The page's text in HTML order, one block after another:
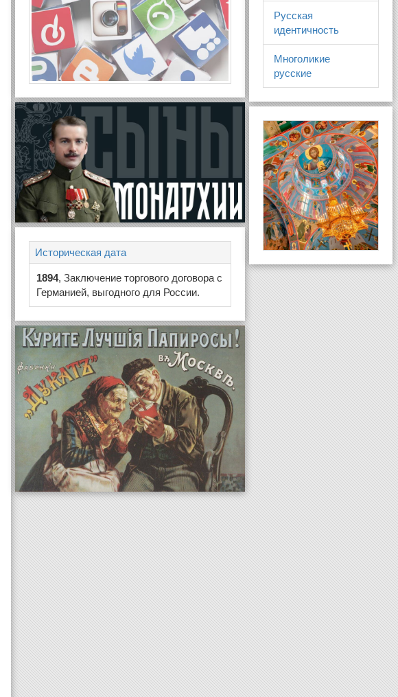
Историческая дата
1894, Заключение торгового договора с
Германией, выгодного для России.
Русская
идентичность
Многоликие
русские